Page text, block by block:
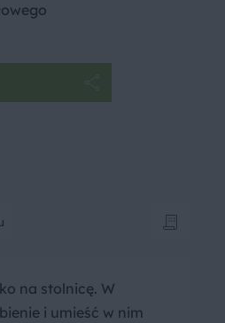
na stolnicę. W
i umieść w nim